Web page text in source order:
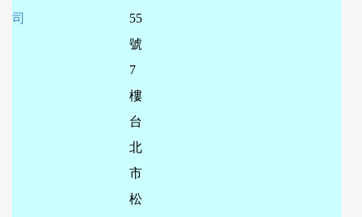
司
55
號
7
樓
台
北
市
松